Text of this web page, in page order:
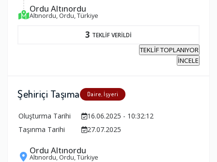
Ordu Altınordu
Altınordu, Ordu, Türkiye
3 TEKLİF VERİLDİ
TEKLİF TOPLANIYOR
İNCELE
Şehiriçi Taşıma Daire, İşyeri
Oluşturma Tarihi
16.06.2025 - 10:32:12
Taşınma Tarihi
27.07.2025
Ordu Altınordu
Altınordu, Ordu, Türkiye